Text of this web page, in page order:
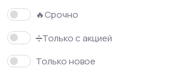
🔥Срочно
➗Только с акцией
Только новое